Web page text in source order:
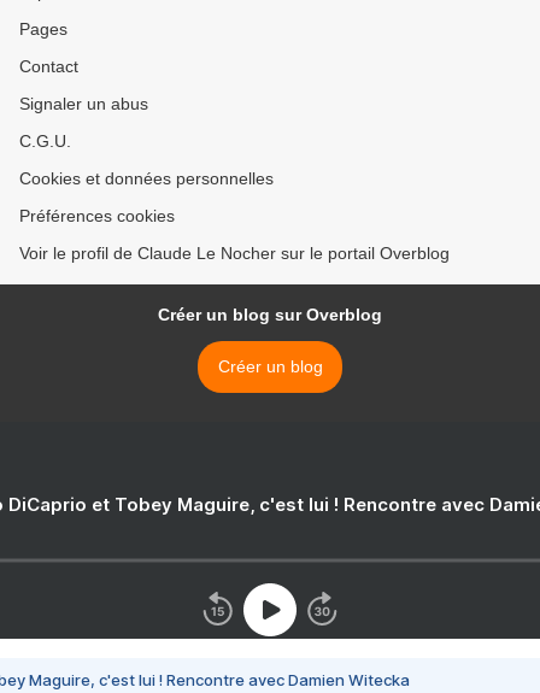
Pages
Contact
Signaler un abus
C.G.U.
Cookies et données personnelles
Préférences cookies
Voir le profil de Claude Le Nocher sur le portail Overblog
Créer un blog sur Overblog
Créer un blog
DiCaprio et Tobey Maguire, c'est lui ! Rencontre avec
Maguire, c'est lui ! Rencontre avec Damien Witecka